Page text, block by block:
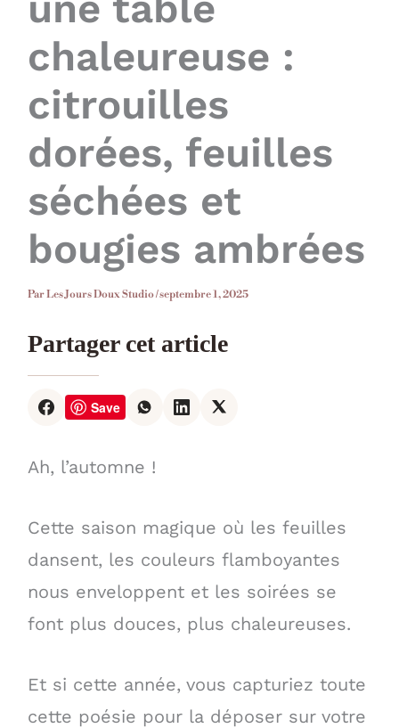
chaleureuse :
citrouilles
dorées, feuilles
séchées et
bougies ambrées
ParLes Jours Doux Studio/septembre 1, 2025
Partager cet article
Save
Ah, l’automne !
Cette saison magique où les feuilles
dansent, les couleurs flamboyantes
nous enveloppent et les soirées se
font plus douces, plus chaleureuses.
Et si cette année, vous capturiez toute
cette poésie pour la déposer sur votre